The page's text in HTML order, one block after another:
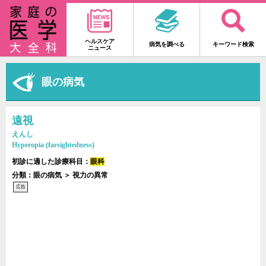
ヘルスケア
ニュース
病気を調べる キーワード検索
眼の病気
遠視
えんし
Hyperopia (farsightedness)
初診に適した診療科目： 眼科
分類：眼の病気 ＞ 視力の異常
広告